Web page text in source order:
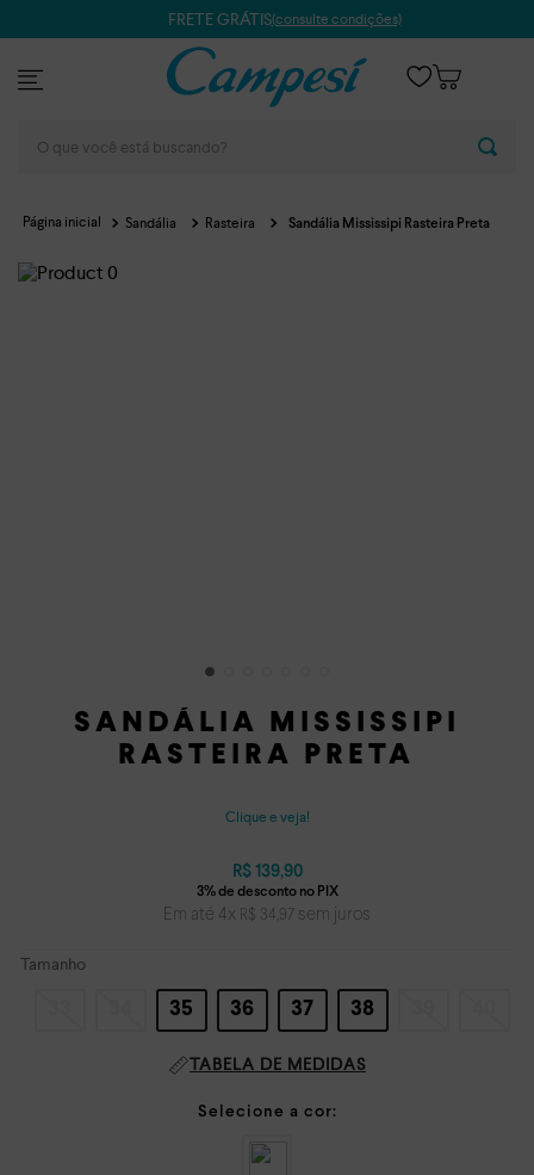
FRETE GRÁTIS(consulte condições)
Sandália Rasteira Sandália Mississipi Rasteira Preta
SANDÁLIA MISSISSIPI
RASTEIRA PRETA
Clique e veja!
R$ 139,90
Em até 4x R$ 34 ,97 sem juros
Tamanho
35 36 37 38
TABELA DE MEDIDAS